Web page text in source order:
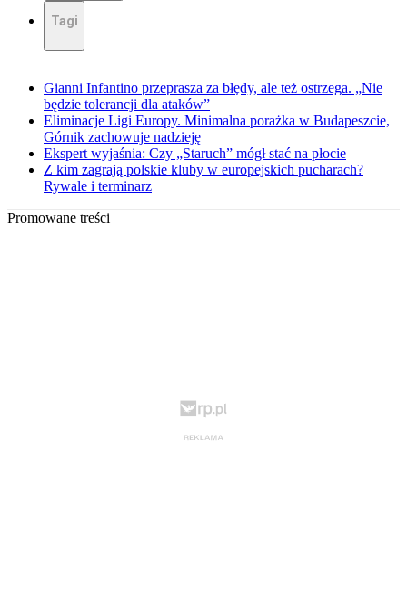
Tagi
Gianni Infantino przeprasza za błędy, ale też ostrzega. „Nie
będzie tolerancji dla ataków”
Eliminacje Ligi Europy. Minimalna porażka w Budapeszcie,
Górnik zachowuje nadzieję
Ekspert wyjaśnia: Czy „Staruch” mógł stać na płocie
Z kim zagrają polskie kluby w europejskich pucharach?
Rywale i terminarz
Promowane treści